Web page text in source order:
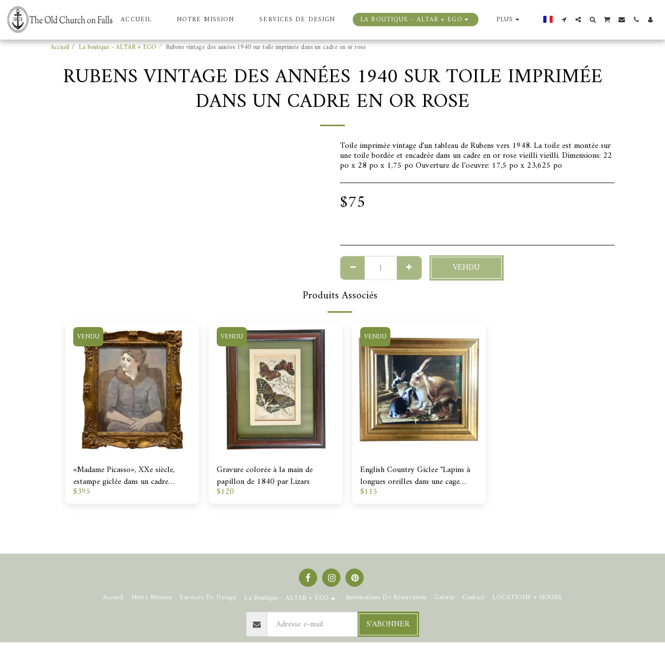
ACCUEIL NOTRE MISSION SERVICES DE DESIGN LA BOUTIQUE - ALTAR + EGO PLUS
Accueil La boutique - ALTAR + EGO Rubens vintage des années 1940 sur toile imprimée dans un cadre en or rose
RUBENS VINTAGE DES ANNÉES 1940 SUR TOILE IMPRIMÉE
DANS UN CADRE EN OR ROSE
Toile imprimée vintage d'un tableau de Rubens vers 1948. La toile est montée sur
une toile bordée et encadrée dans un cadre en or rose vieilli vieilli. Dimensions: 22
po x 28 po x 1,75 po Ouverture de l'oeuvre: 17,5 po x 23,625 po
$75
VENDU
Produits Associés
VENDU
«Madame Picasso», XXe siècle,
estampe giclée dans un cadre
antique
$395
VENDU
Gravure colorée à la main de
papillon de 1840 par Lizars
$120
VENDU
English Country Giclee "Lapins à
longues oreilles dans une cage
surveillée par un chat" par Horatio
$115
Accueil Notre Mission Services De Design La Boutique - ALTAR + EGO Informations De Réservation Galerie Contact LOCATIONS + HOURS
S'ABONNER